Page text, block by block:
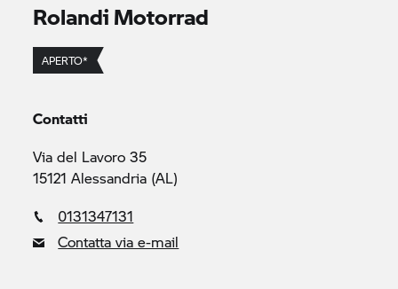
Rolandi Motorrad
APERTO*
Contatti
Via del Lavoro 35
15121 Alessandria (AL)
0131347131
Contatta via e-mail